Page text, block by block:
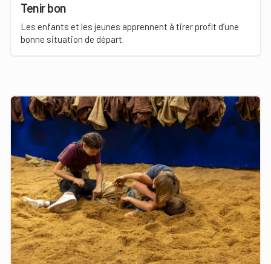
Tenir bon
Les enfants et les jeunes apprennent à tirer profit d’une
bonne situation de départ.